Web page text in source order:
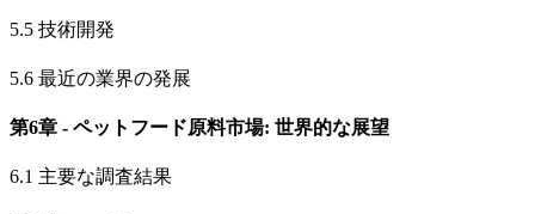
5.5 技術開発
5.6 最近の業界の発展
第6章 - ペットフード原料市場: 世界的な展望
6.1 主要な調査結果